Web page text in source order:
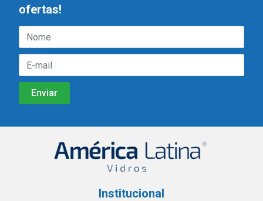
ofertas!
Institucional